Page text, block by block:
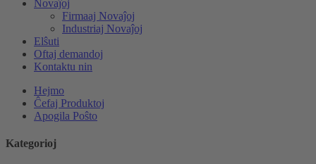
Novaĵoj
Firmaaj Novaĵoj
Industriaj Novaĵoj
Elŝuti
Oftaj demandoj
Kontaktu nin
Hejmo
Ĉefaj Produktoj
Apogila Poŝto
Kategorioj